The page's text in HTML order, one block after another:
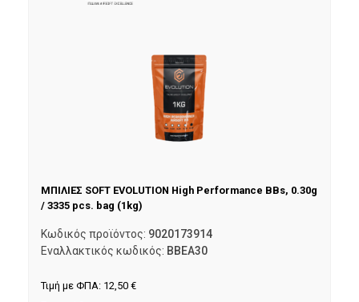
ΜΠΙΛΙΕΣ SOFT EVOLUTION High Performance BBs, 0.30g
/ 3335 pcs. bag (1kg)
Κωδικός προϊόντος: 9020173914
Εναλλακτικός κωδικός: BBEA30
Τιμή με ΦΠΑ: 12,50 €